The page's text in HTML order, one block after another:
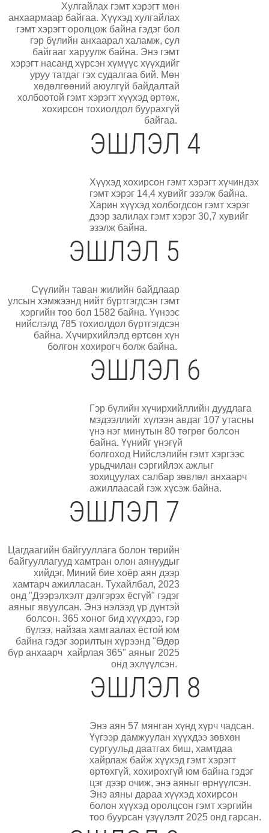
Хулгайлах гэмт хэрэгт мөн
анхаармаар байгаа. Хүүхэд хулгайлах
гэмт хэрэгт оролцож байна гэдэг бол
гэр бүлийн анхаарал халамж, сул
байгааг харуулж байна. Энэ гэмт
хэрэгт насанд хүрсэн хүмүүс хүүхдийг
уруу татдаг гэх судалгаа бий. Мөн
хөдөлгөөний аюулгүй байдалтай
холбоотой гэмт хэрэгт хүүхэд өртөж,
хохирсон тохиолдол буурахгүй
байгаа.
ЭШЛЭЛ 4
Хүүхэд хохирсон гэмт хэрэгт хүчиндэх
гэмт хэрэг 14,4 хувийг эзэлж байна.
Харин хүүхэд холбогдсон гэмт хэрэг
дээр залилах гэмт хэрэг 30,7 хувийг
эзэлж байна.
ЭШЛЭЛ 5
Сүүлийн таван жилийн байдлаар
улсын хэмжээнд нийт бүртгэгдсэн гэмт
хэргийн тоо бол 1582 байна. Үүнээс
нийслэлд 785 тохиолдол бүртгэгдсэн
байна. Хүчирхийлэлд өртсөн хүн
болгон хохирогч болж байна.
ЭШЛЭЛ 6
Гэр бүлийн хүчирхийллийн дуудлага
мэдээллийг хүлээн авдаг 107 утасны
үнэ нэг минутын 80 төгрөг болсон
байна. Үүнийг үнэгүй
болгоход Нийслэлийн гэмт хэргээс
урьдчилан сэргийлэх ажлыг
зохицуулах салбар зөвлөл анхаарч
ажиллаасай гэж хүсэж байна.
ЭШЛЭЛ 7
Цагдаагийн байгууллага болон төрийн
байгууллагууд хамтран олон аянуудыг
хийдэг. Миний бие хоёр аян дээр
хамтарч ажилласан. Тухайлбал, 2023
онд "Дээрэлхэлт дэлгэрэх ёсгүй" гэдэг
аяныг явуулсан. Энэ нэлээд үр дүнтэй
болсон. 365 хоног бид хүүхдээ, гэр
бүлээ, найзаа хамгаалах ёстой юм
байна гэдэг зорилтын хүрээнд "Өдөр
бүр анхаарч хайрлая 365" аяныг 2025
онд эхлүүлсэн.
ЭШЛЭЛ 8
Энэ аян 57 мянган хүнд хүрч чадсан.
Үүгээр дамжуулан хүүхдээ зөвхөн
сургуульд даатгах биш, хамтдаа
хайрлаж байж хүүхэд гэмт хэрэгт
өртөхгүй, хохирохгүй юм байна гэдэг
цэг дээр очиж, энэ аяныг өрнүүлсэн.
Энэ аяны дараа хүүхэд хохирсон
болон хүүхэд оролцсон гэмт хэргийн
тоо буурсан үзүүлэлт 2025 онд гарсан.